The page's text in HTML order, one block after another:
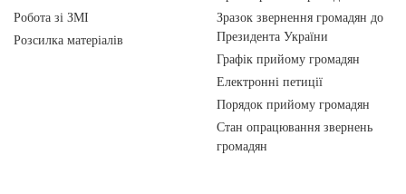
Робота зі ЗМІ
Розсилка матеріалів
Зразок звернення громадян до
Президента України
Графік прийому громадян
Електронні петиції
Порядок прийому громадян
Стан опрацювання звернень
громадян